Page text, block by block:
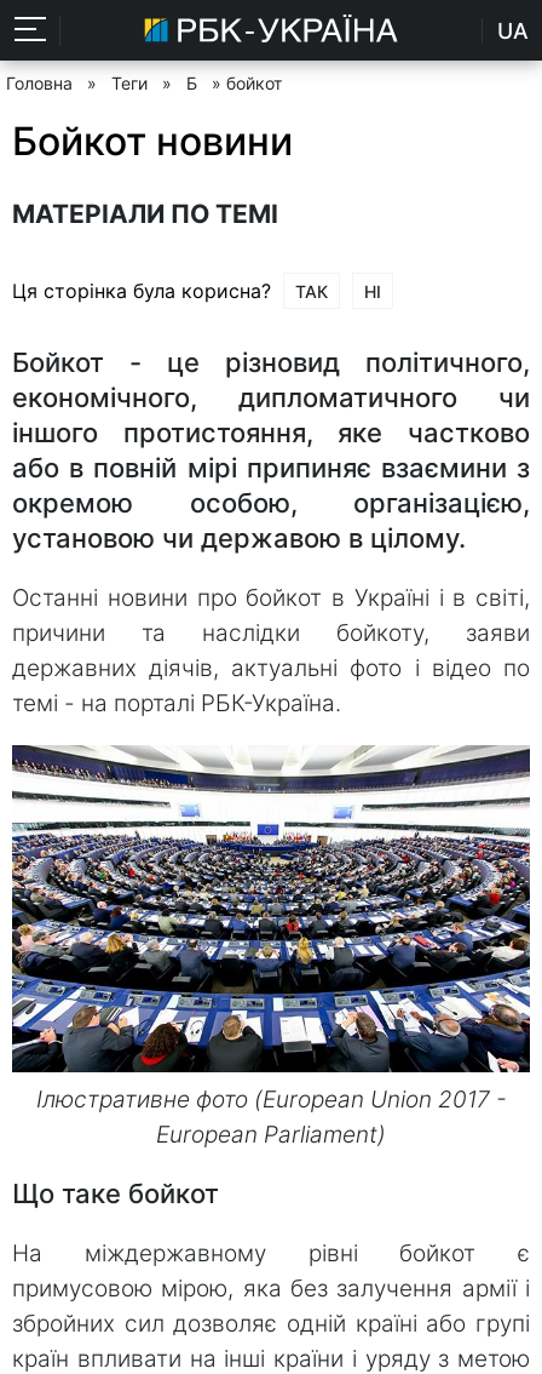
UA
Головна » Теги » Б » бойкот
Бойкот новини
МАТЕРІАЛИ ПО ТЕМІ
Ця сторінка була корисна? ТАК НІ
Бойкот - це різновид політичного,
економічного, дипломатичного чи
іншого протистояння, яке частково
або в повній мірі припиняє взаємини з
окремою особою, організацією,
установою чи державою в цілому.
Останні новини про бойкот в Україні і в світі,
причини та наслідки бойкоту, заяви
державних діячів, актуальні фото і відео по
темі - на порталі РБК-Україна.
Ілюстративне фото (European Union 2017 -
European Parliament)
Що таке бойкот
На міждержавному рівні бойкот є
примусовою мірою, яка без залучення армії і
збройних сил дозволяє одній країні або групі
країн впливати на інші країни і уряду з метою